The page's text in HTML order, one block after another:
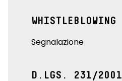
WHISTLEBLOWING
Segnalazione
D.LGS. 231/2001